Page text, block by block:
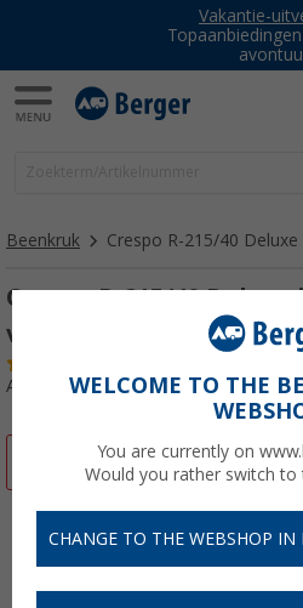
Vakantie-
Beenkruk Crespo R-215/40
Crespo R-215/40
voetensteun
Artikelnr: 728950
-20%
WELCOME TO THE
You are currently on
Would you rather switch to
CHANGE TO THE WEBSHOP IN